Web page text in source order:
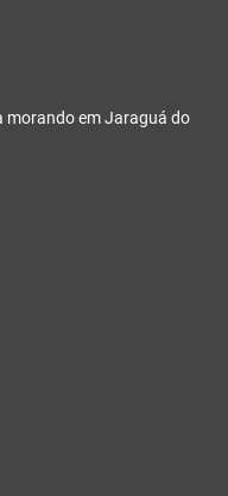
morando em Jaraguá do